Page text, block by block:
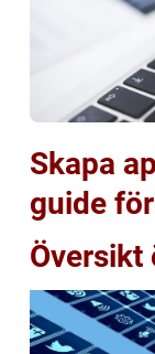
Skapa
guide
Översikt